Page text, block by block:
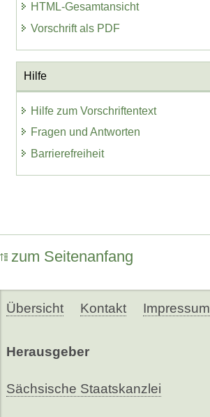
HTML-Gesamtansicht
Vorschrift als PDF
Hilfe
Hilfe zum Vorschriftentext
Fragen und Antworten
Barrierefreiheit
zum Seitenanfang
Übersicht Kontakt Impressum
Herausgeber
Sächsische Staatskanzlei